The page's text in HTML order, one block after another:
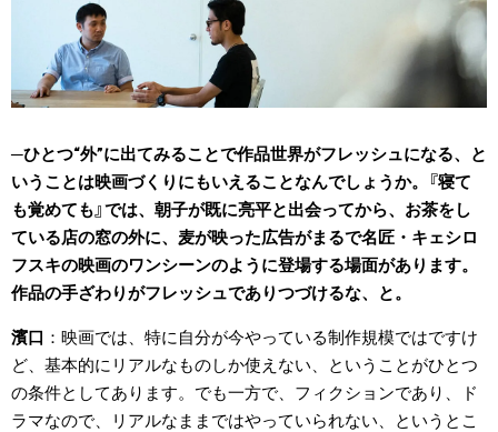
ひとつ“外”に出てみることで作品世界がフレッシュになる、と
いうことは映画づくりにもいえることなんでしょうか。『寝て
も覚めても』では、朝子が既に亮平と出会ってから、お茶をし
ている店の窓の外に、麦が映った広告がまるで名匠・キェシロ
フスキの映画のワンシーンのように登場する場面があります。
作品の手ざわりがフレッシュでありつづけるな、と。
濱口
映画では、特に自分が今やっている制作規模ではですけ
ど、基本的にリアルなものしか使えない、ということがひとつ
の条件としてあります。でも一方で、フィクションであり、ド
ラマなので、リアルなままではやっていられない、というとこ